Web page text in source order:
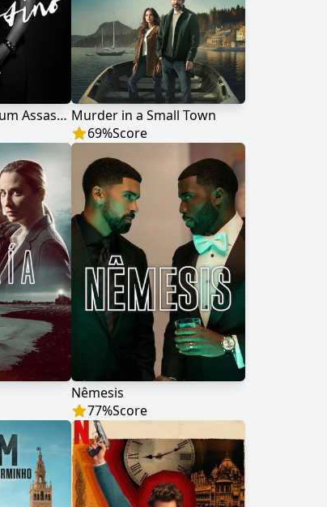
Como Defender um Assassino Murder in a Small Town
69%Score
Nêmesis
77%Score